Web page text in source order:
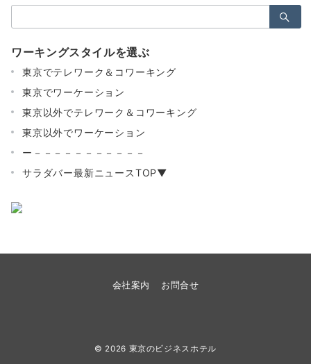
索：
ワーキングスタイルを選ぶ
東京でテレワーク＆コワーキング
東京でワーケーション
東京以外でテレワーク＆コワーキング
東京以外でワーケーション
ー－－－－－－－－－－－
サラダバー最新ニュースTOP▼
会社案内 お問合せ
© 2026 東京のビジネスホテル